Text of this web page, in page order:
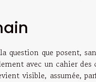
question que posent,
avec un cahier
visible, assumée,